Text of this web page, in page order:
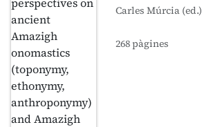
Carles Múrcia (ed.)
268 pàgines